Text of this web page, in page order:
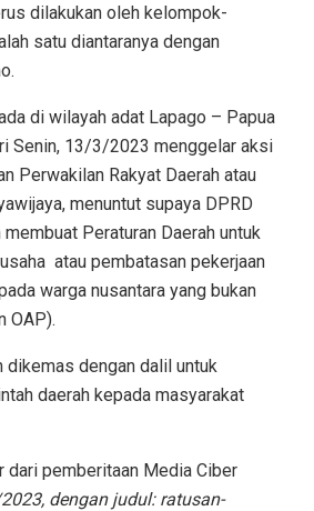
dilakukan oleh kelompok-
satu diantaranya dengan
di wilayah adat Lapago – Papua
Senin, 13/3/2023 menggelar aksi
Perwakilan Rakyat Daerah atau
menuntut supaya DPRD
Peraturan Daerah untuk
atau pembatasan pekerjaan
warga nusantara yang bukan
OAP).
dikemas dengan dalil untuk
daerah kepada masyarakat
dari pemberitaan Media Ciber
dengan judul: ratusan-